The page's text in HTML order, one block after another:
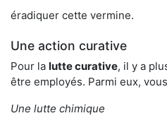
éradiquer cette vermine.
Une action curative
Pour la lutte curative, il y a
être employés. Parmi eux,
Une lutte chimique